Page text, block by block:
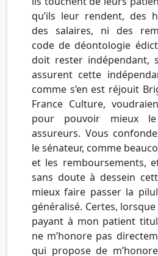
qu’ils leur rendent, des
des salaires, ni des
code de déontologie
doit rester indépendant,
assurent cette
comme s’en est réjouit
France Culture,
pour pouvoir mieux
assureurs. Vous
le sénateur, comme
et les remboursements,
sans doute à dessein
mieux faire passer la
généralisé. Certes,
payant à mon patient
ne m’honore pas
qui propose de